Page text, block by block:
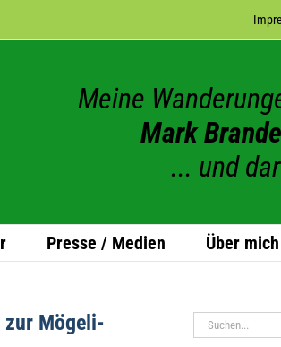
Meine
Mark
... und
Presse / Medien Über
zur Möge­li­
Suche